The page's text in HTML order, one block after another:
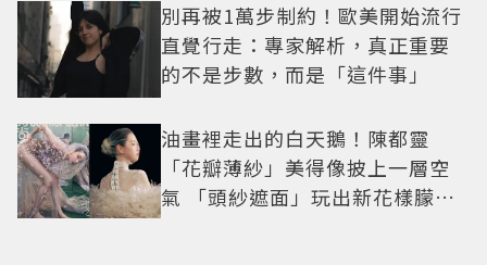
別再被1萬步制約！歐美開始流行
直覺行走：專家解析，真正重要
的不是步數，而是「這件事」
油畫裡走出的白天鵝！陳都靈
「花瓣薄紗」美得像披上一層空
氣 「頭紗遮面」玩出新花樣朦朧